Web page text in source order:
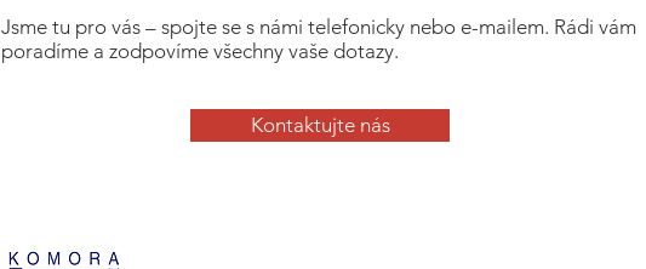
Jsme tu pro vás – spojte se s námi telefonicky nebo e-mailem. Rádi vám
poradíme a zodpovíme všechny vaše dotazy.
Kontaktujte nás